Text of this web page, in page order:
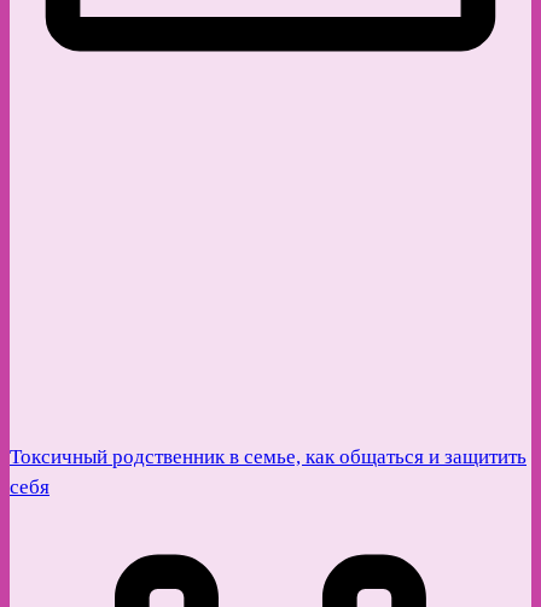
Токсичный родственник в семье, как общаться и защитить
себя